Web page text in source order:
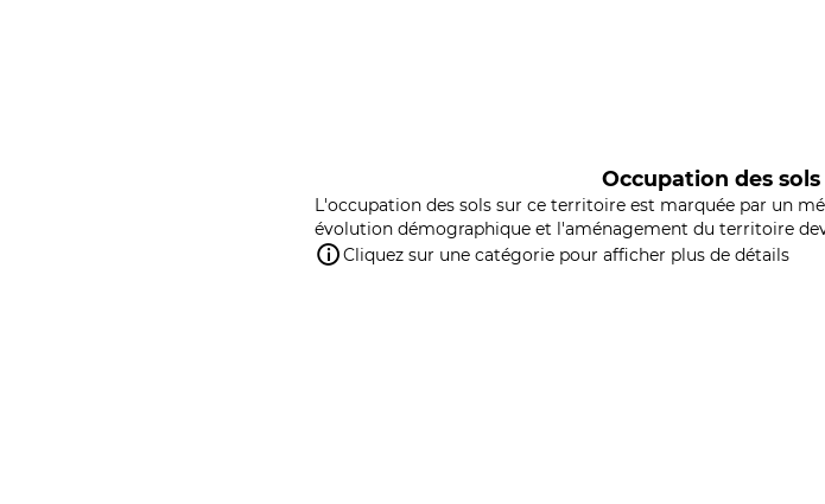
Occupation des
L'occupation des sols sur ce territoire est marquée par un
évolution démographique et l'aménagement du territoire
Cliquez sur une catégorie pour afficher plus de détails